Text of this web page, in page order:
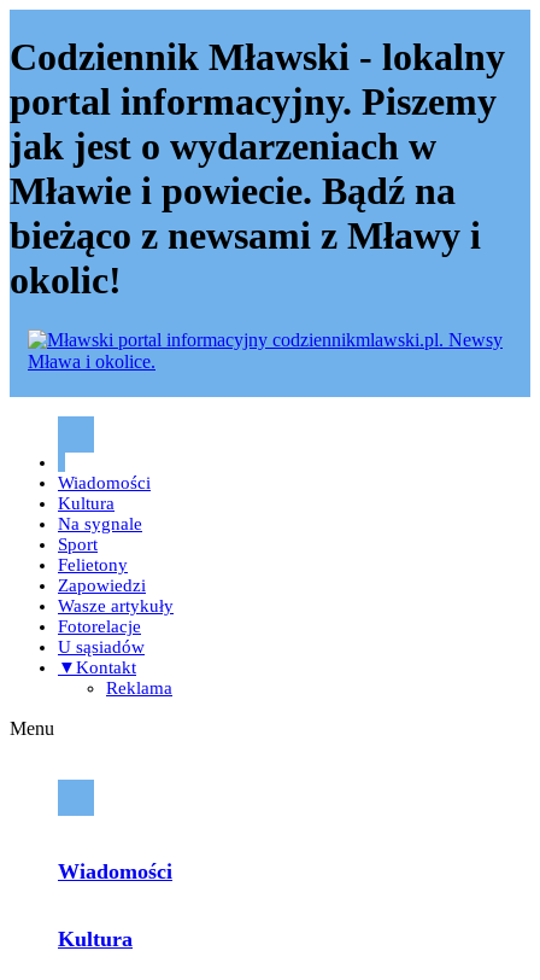
Codziennik Mławski - lokalny
portal informacyjny. Piszemy
jak jest o wydarzeniach w
Mławie i powiecie. Bądź na
bieżąco z newsami z Mławy i
okolic!
Codziennik mławski – Mława
Wiadomości
Kultura
Na sygnale
Sport
Felietony
Zapowiedzi
Wasze artykuły
Fotorelacje
U sąsiadów
▼Kontakt
Reklama
Menu
Wiadomości
Kultura